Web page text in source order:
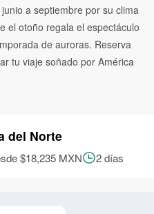
a septiembre por su clima
el otoño regala el espectáculo
de auroras. Reserva
tu viaje soñado por América
del Norte
$18,235 MXN 2 días